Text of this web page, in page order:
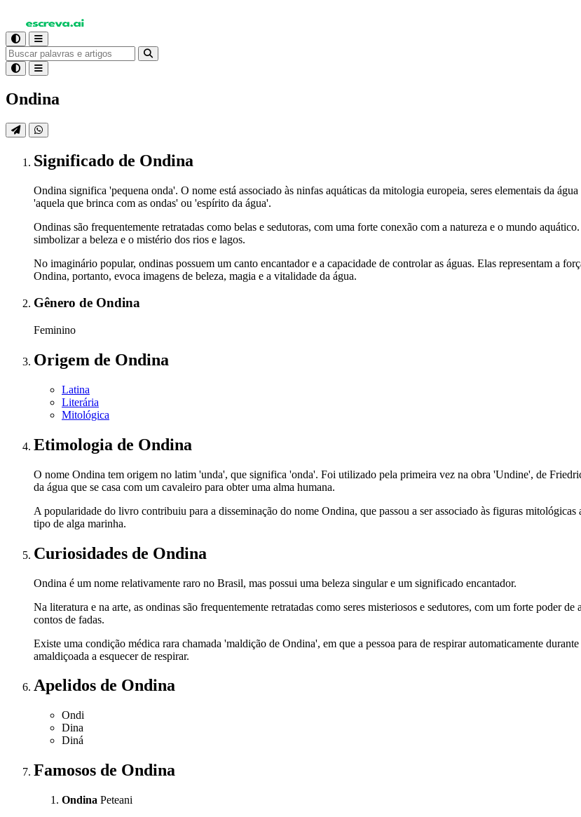
Ondina
Significado de Ondina
Ondina significa 'pequena onda'. O nome está associado às ninfas aquáticas da mitologia europeia, seres elementais da
'aquela que brinca com as ondas' ou 'espírito da água'.
Ondinas são frequentemente retratadas como belas e sedutoras, com uma forte conexão com a natureza e o mundo
simbolizar a beleza e o mistério dos rios e lagos.
No imaginário popular, ondinas possuem um canto encantador e a capacidade de controlar as águas. Elas representam a
Ondina, portanto, evoca imagens de beleza, magia e a vitalidade da água.
Gênero de Ondina
Feminino
Origem de Ondina
Latina
Literária
Mitológica
Etimologia de Ondina
O nome Ondina tem origem no latim 'unda', que significa 'onda'. Foi utilizado pela primeira vez na obra 'Undine', de
da água que se casa com um cavaleiro para obter uma alma humana.
A popularidade do livro contribuiu para a disseminação do nome Ondina, que passou a ser associado às figuras
tipo de alga marinha.
Curiosidades de Ondina
Ondina é um nome relativamente raro no Brasil, mas possui uma beleza singular e um significado encantador.
Na literatura e na arte, as ondinas são frequentemente retratadas como seres misteriosos e sedutores, com um forte poder
contos de fadas.
Existe uma condição médica rara chamada 'maldição de Ondina', em que a pessoa para de respirar automaticamente
amaldiçoada a esquecer de respirar.
Apelidos de Ondina
Ondi
Dina
Diná
Famosos de Ondina
Ondina Peteani